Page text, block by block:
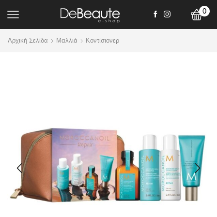
0
Αρχική Σελίδα Mαλλιά Κοντίσιονερ